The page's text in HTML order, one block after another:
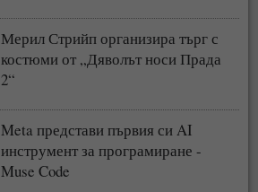
Мерил Стрийп организира търг с
костюми от „Дяволът носи Прада
2“
Meta представи първия си AI
инструмент за програмиране -
Muse Code